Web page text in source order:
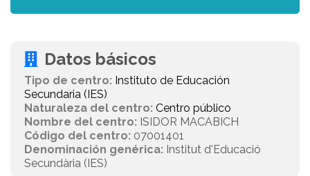
Datos básicos
Tipo de centro: Instituto de Educación
Secundaria (IES)
Naturaleza del centro: Centro público
Nombre del centro: ISIDOR MACABICH
Código del centro: 07001401
Denominación genérica: Institut d'Educació
Secundària (IES)